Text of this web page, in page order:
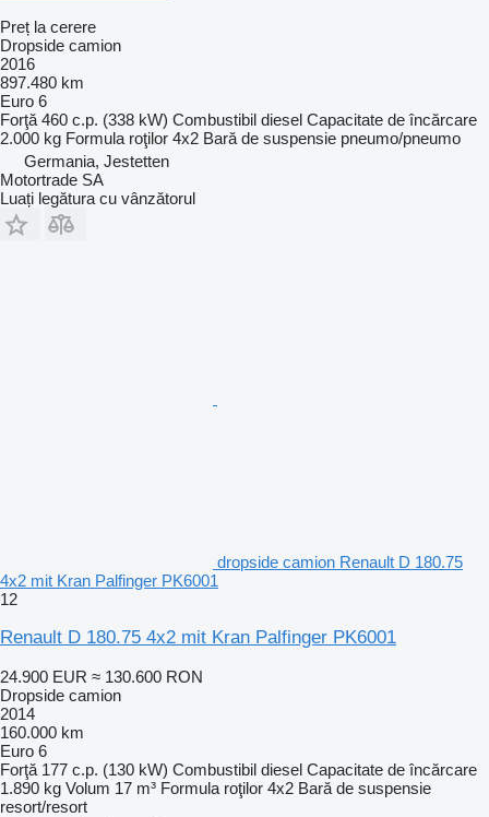
Preț la cerere
Dropside camion
2016
897.480 km
Euro 6
Forţă 460 c.p. (338 kW) Combustibil diesel Capacitate de încărcare
2.000 kg Formula roţilor 4x2 Bară de suspensie pneumo/pneumo
Germania, Jestetten
Motortrade SA
Luați legătura cu vânzătorul
dropside camion Renault D 180.75
4x2 mit Kran Palfinger PK6001
12
Renault D 180.75 4x2 mit Kran Palfinger PK6001
24.900 EUR ≈ 130.600 RON
Dropside camion
2014
160.000 km
Euro 6
Forţă 177 c.p. (130 kW) Combustibil diesel Capacitate de încărcare
1.890 kg Volum 17 m³ Formula roţilor 4x2 Bară de suspensie
resort/resort